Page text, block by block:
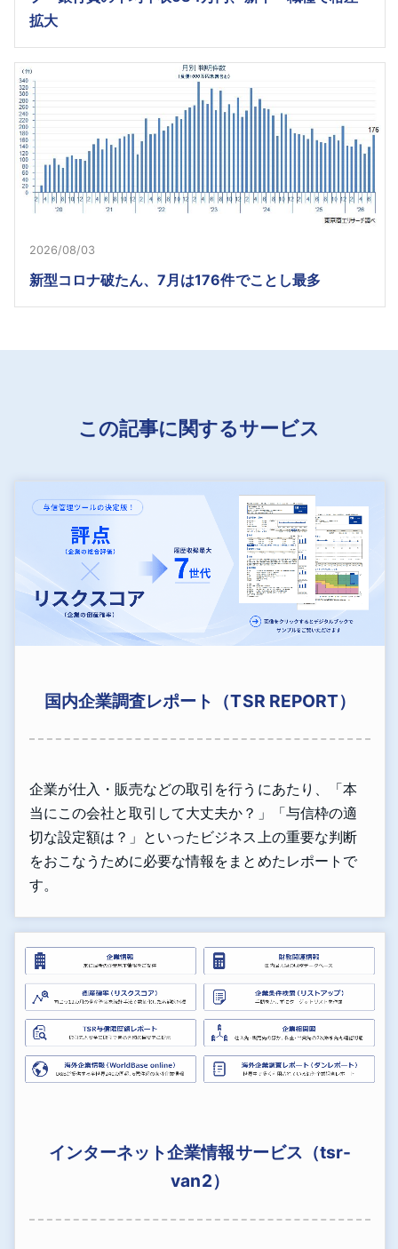
拡大
2026/08/03
新型コロナ破たん、7月は176件でことし最多
この記事に関するサービス
国内企業調査レポート（TSR REPORT）
企業が仕入・販売などの取引を行うにあたり、「本
当にこの会社と取引して大丈夫か？」「与信枠の適
切な設定額は？」といったビジネス上の重要な判断
をおこなうために必要な情報をまとめたレポートで
す。
インターネット企業情報サービス（tsr-
van2）